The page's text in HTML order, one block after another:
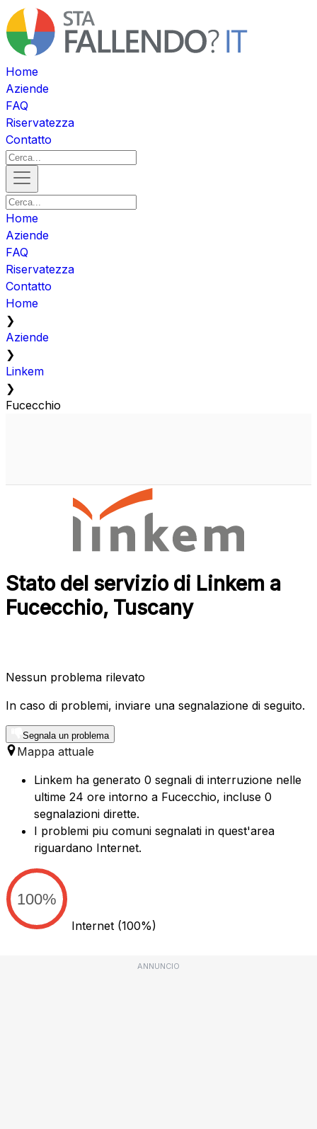
Home
Aziende
FAQ
Riservatezza
Contatto
Home
Aziende
FAQ
Riservatezza
Contatto
Home
❯
Aziende
❯
Linkem
❯
Fucecchio
Stato del servizio di Linkem a
Fucecchio, Tuscany
Nessun problema rilevato
In caso di problemi, inviare una segnalazione di seguito.
Segnala un problema
Mappa attuale
Linkem ha generato 0 segnali di interruzione nelle
ultime 24 ore intorno a Fucecchio, incluse 0
segnalazioni dirette.
I problemi piu comuni segnalati in quest'area
riguardano Internet.
100%
Internet (100%)
ANNUNCIO